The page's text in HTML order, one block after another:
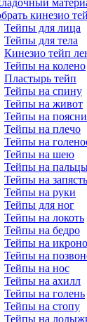
кинезио
Тейпы для лица
Тейпы для тела
Кинезио тейп
Тейпы на колено
Пластырь тейп
Тейпы на спину
Тейпы на живот
Тейпы на
Тейпы на плечо
Тейпы на
Тейпы на шею
Тейпы на
Тейпы на
Тейпы на руки
Тейпы для ног
Тейпы на локоть
Тейпы на бедро
Тейпы на
Тейпы на
Тейпы на нос
Тейпы на ахилл
Тейпы на голень
Тейпы на стопу
Тейпы на